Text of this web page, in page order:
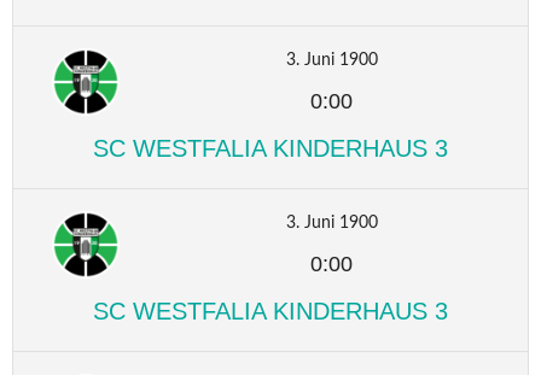
3. Juni 1900
0:00
SC WESTFALIA KINDERHAUS 3
3. Juni 1900
0:00
SC WESTFALIA KINDERHAUS 3